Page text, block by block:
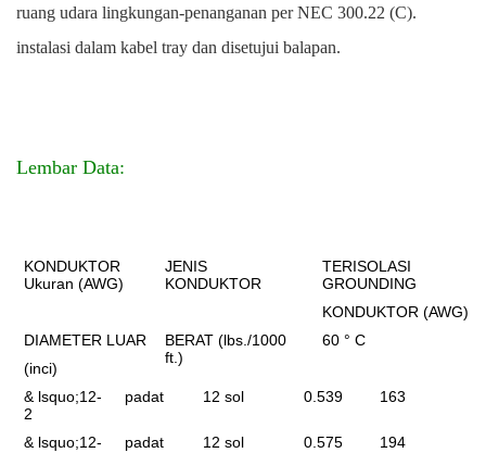
ruang udara lingkungan-penanganan per NEC 300.22 (C).
instalasi dalam kabel tray dan disetujui balapan.
Lembar Data:
KONDUKTOR
Ukuran (AWG)
JENIS
KONDUKTOR
TERISOLASI
GROUNDING
KONDUKTOR (AWG)
DIAMETER LUAR
(inci)
BERAT (lbs./1000
ft.)
60 ° C
& lsquo;12-
2
padat 12 sol 0.539 163
& lsquo;12-
padat 12 sol 0.575 194